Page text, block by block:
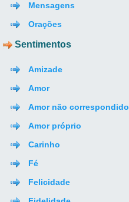
Mensagens
Orações
Sentimentos
Amizade
Amor
Amor não correspondido
Amor próprio
Carinho
Fé
Felicidade